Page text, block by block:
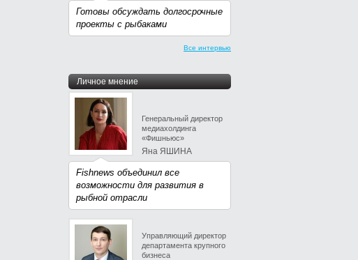
Готовы обсуждать долгосрочные
проекты с рыбаками
Все интервью
Личное мнение
Генеральный директор
медиахолдинга
«Фишньюс»
Яна ЯШИНА
Fishnews объединил все
возможности для развития в
рыбной отрасли
Управляющий директор
департамента крупного
бизнеса